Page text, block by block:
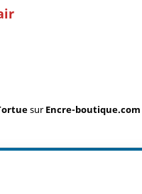
surEncre-boutique.com